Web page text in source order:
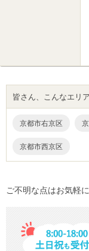
皆さん、こんなエリ
京都市右京区
京都市西京区
ご不明な点はお気軽